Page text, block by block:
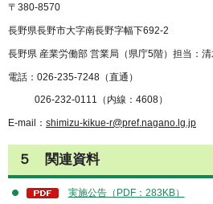
〒380-8570
長野県長野市大字南長野字幅下692-2
長野県 産業労働部 営業局（県庁5階）担当：清
電話：026-235-7248（直通）
026-232-0111（内線：4608）
E-mail： shimizu-kikue-r@pref.nagano.lg.jp
５ 関連資料
実施公告（PDF：283KB）